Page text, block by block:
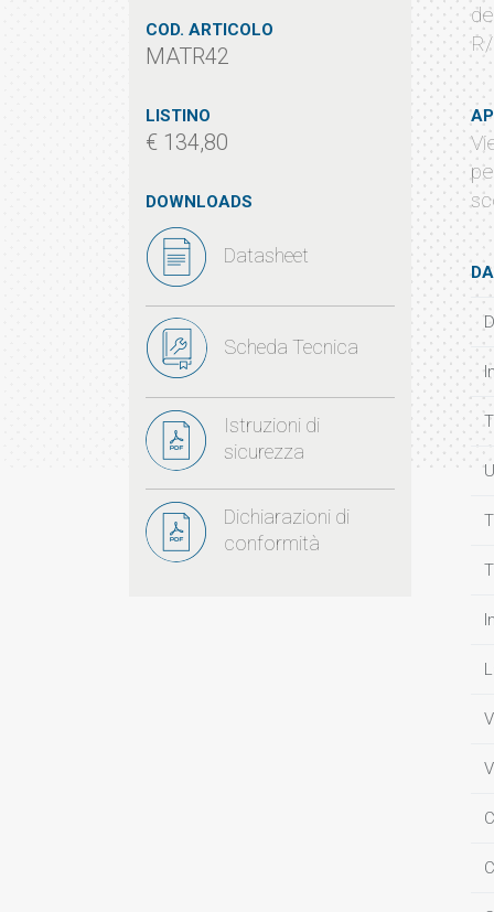
COD. ARTICOLO
MATR42
LISTINO
€ 134,80
DOWNLOADS
Datasheet
Scheda Tecnica
Istruzioni di
sicurezza
Dichiarazioni di
conformità